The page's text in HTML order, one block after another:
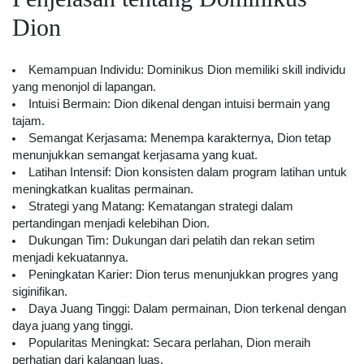
Dion
Kemampuan Individu: Dominikus Dion memiliki skill individu
yang menonjol di lapangan.
Intuisi Bermain: Dion dikenal dengan intuisi bermain yang
tajam.
Semangat Kerjasama: Menempa karakternya, Dion tetap
menunjukkan semangat kerjasama yang kuat.
Latihan Intensif: Dion konsisten dalam program latihan untuk
meningkatkan kualitas permainan.
Strategi yang Matang: Kematangan strategi dalam
pertandingan menjadi kelebihan Dion.
Dukungan Tim: Dukungan dari pelatih dan rekan setim
menjadi kekuatannya.
Peningkatan Karier: Dion terus menunjukkan progres yang
siginifikan.
Daya Juang Tinggi: Dalam permainan, Dion terkenal dengan
daya juang yang tinggi.
Popularitas Meningkat: Secara perlahan, Dion meraih
perhatian dari kalangan luas.